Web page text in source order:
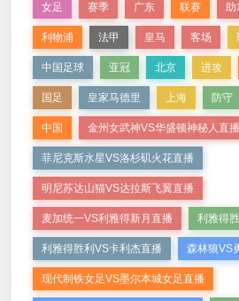
女足 赛季 广东 联赛 助
利物浦 法甲 皇马 客场
中国足球 亚冠 北京 进攻
国足 皇家马德里 上海 防守
中国 金州女武神VS华盛顿神秘人直播
菲尼克斯水星VS洛杉矶火花直播
明尼苏达山猫VS达拉斯飞翼直播
麦加统一VS利雅得新月直播 利雅得
利雅得胜利VS卡利杰直播 森林狼VS
现代制铁女足VS墨尔本城女足直播